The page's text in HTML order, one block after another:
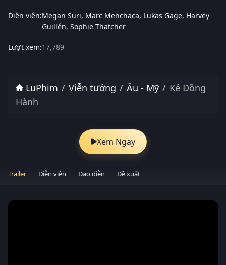
Diễn viên:Megan Suri Marc Menchaca Lukas Gage Harvey
Guillén Sophie Thatcher
Lượt xem:17,789
LuPhim Viễn tưởng Âu - Mỹ
Kẻ Đồng
Hành
Xem Ngay
Trailer Diễn viên Đạo diễn Đề xuất